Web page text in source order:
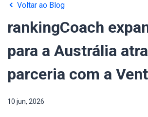
Funções
Preços
Parceiros
Blog
Português
Voltar ao Blog
rankingCoach
para a Austrália
parceria com a
10 jun, 2026